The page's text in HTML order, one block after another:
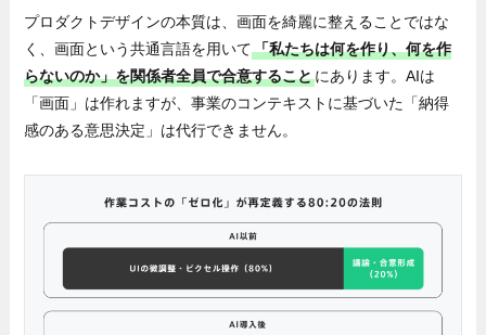
プロダクトデザインの本質は、画面を綺麗に整えることではな
く、画面という共通言語を用いて「私たちは何を作り、何を作
らないのか」を関係者全員で合意することにあります。AIは
「画面」は作れますが、事業のコンテキストに基づいた「納得
感のある意思決定」は代行できません。